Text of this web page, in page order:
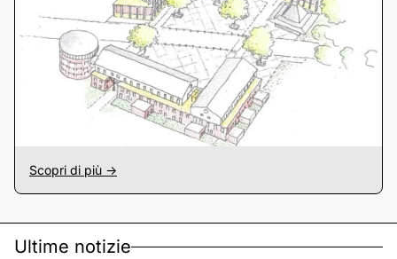
Scopri di più ->
Ultime notizie